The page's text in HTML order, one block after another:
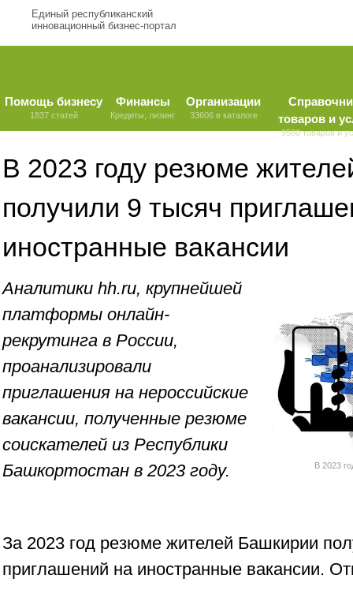
Единый республиканский
инновационный бизнес-портал
Помощь бизнесу
1837 статей
Финансы
Кредиты, лизинг
Организации
33606 в каталоге
товаров и
9580 товаров и
В 2023 году резюме
получили 9 тысяч
иностранные вакансии
В 2023
Аналитики hh.ru, крупнейшей
платформы онлайн-
рекрутинга в России,
проанализировали
приглашения на нероссийские
вакансии, полученные резюме
соискателей из Республики
Башкортостан в 2023 году.
За 2023 год резюме жителей Башкирии
приглашений на иностранные вакансии.